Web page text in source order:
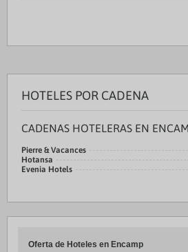
HOTELES POR CADENA
CADENAS HOTELERAS EN
Pierre & Vacances
Hotansa
Evenia Hotels
Oferta de Hoteles en Encamp